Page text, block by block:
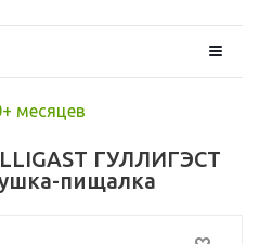
месяцев
ГУЛЛИГЭСТ
пищалка